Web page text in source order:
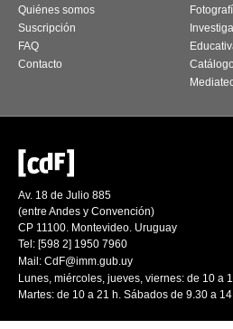
Quiénes somos
Suscripción
FAQ
Contacto
Catálogo
Av. 18 de Julio 885
(entre Andes y Convención)
CP 11100. Montevideo. Uruguay
Tel: [598 2] 1950 7960
Mail: CdF@imm.gub.uy
Lunes, miércoles, jueves, viernes: de 10 a
Martes: de 10 a 21 h. Sábados de 9.30 a